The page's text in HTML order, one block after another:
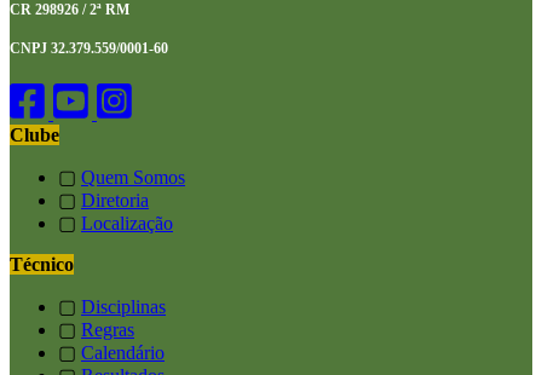
CR 298926 / 2ª RM
CNPJ 32.379.559/0001-60
Clube
▢ Quem Somos
▢ Diretoria
▢ Localização
Técnico
▢ Disciplinas
▢ Regras
▢ Calendário